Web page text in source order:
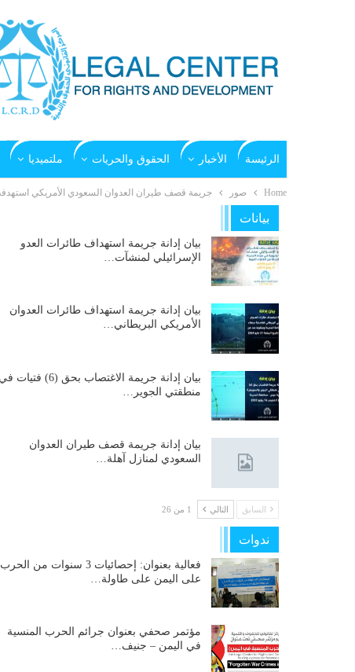
الرئيسة الأخبار الحقوق والحريات ملتميديا
Home صور جريمة قصف طيران العدوان السعودي الأمريكي استهدفت
بيانات
بيان إدانة جريمة استهداف طائرات العدو
الإسرائيلي لمنشآت…
بيان إدانة جريمة استهداف طائرات العدوان
الأمريكي البريطاني…
بيان إدانة جريمة الاغتصاب بحق (6) فتيات في
منطقتي الجوير…
بيان إدانة جريمة قصف طيران العدوان
السعودي لمنازل آهلة…
السابق التالي 1 من 26
ندوات
فعالية بعنوان: إحصائيات 3 سنوات من الحرب
على اليمن على طاولة…
مؤتمر صحفي بعنوان جرائم الحرب المنسية
في اليمن – جنيف…